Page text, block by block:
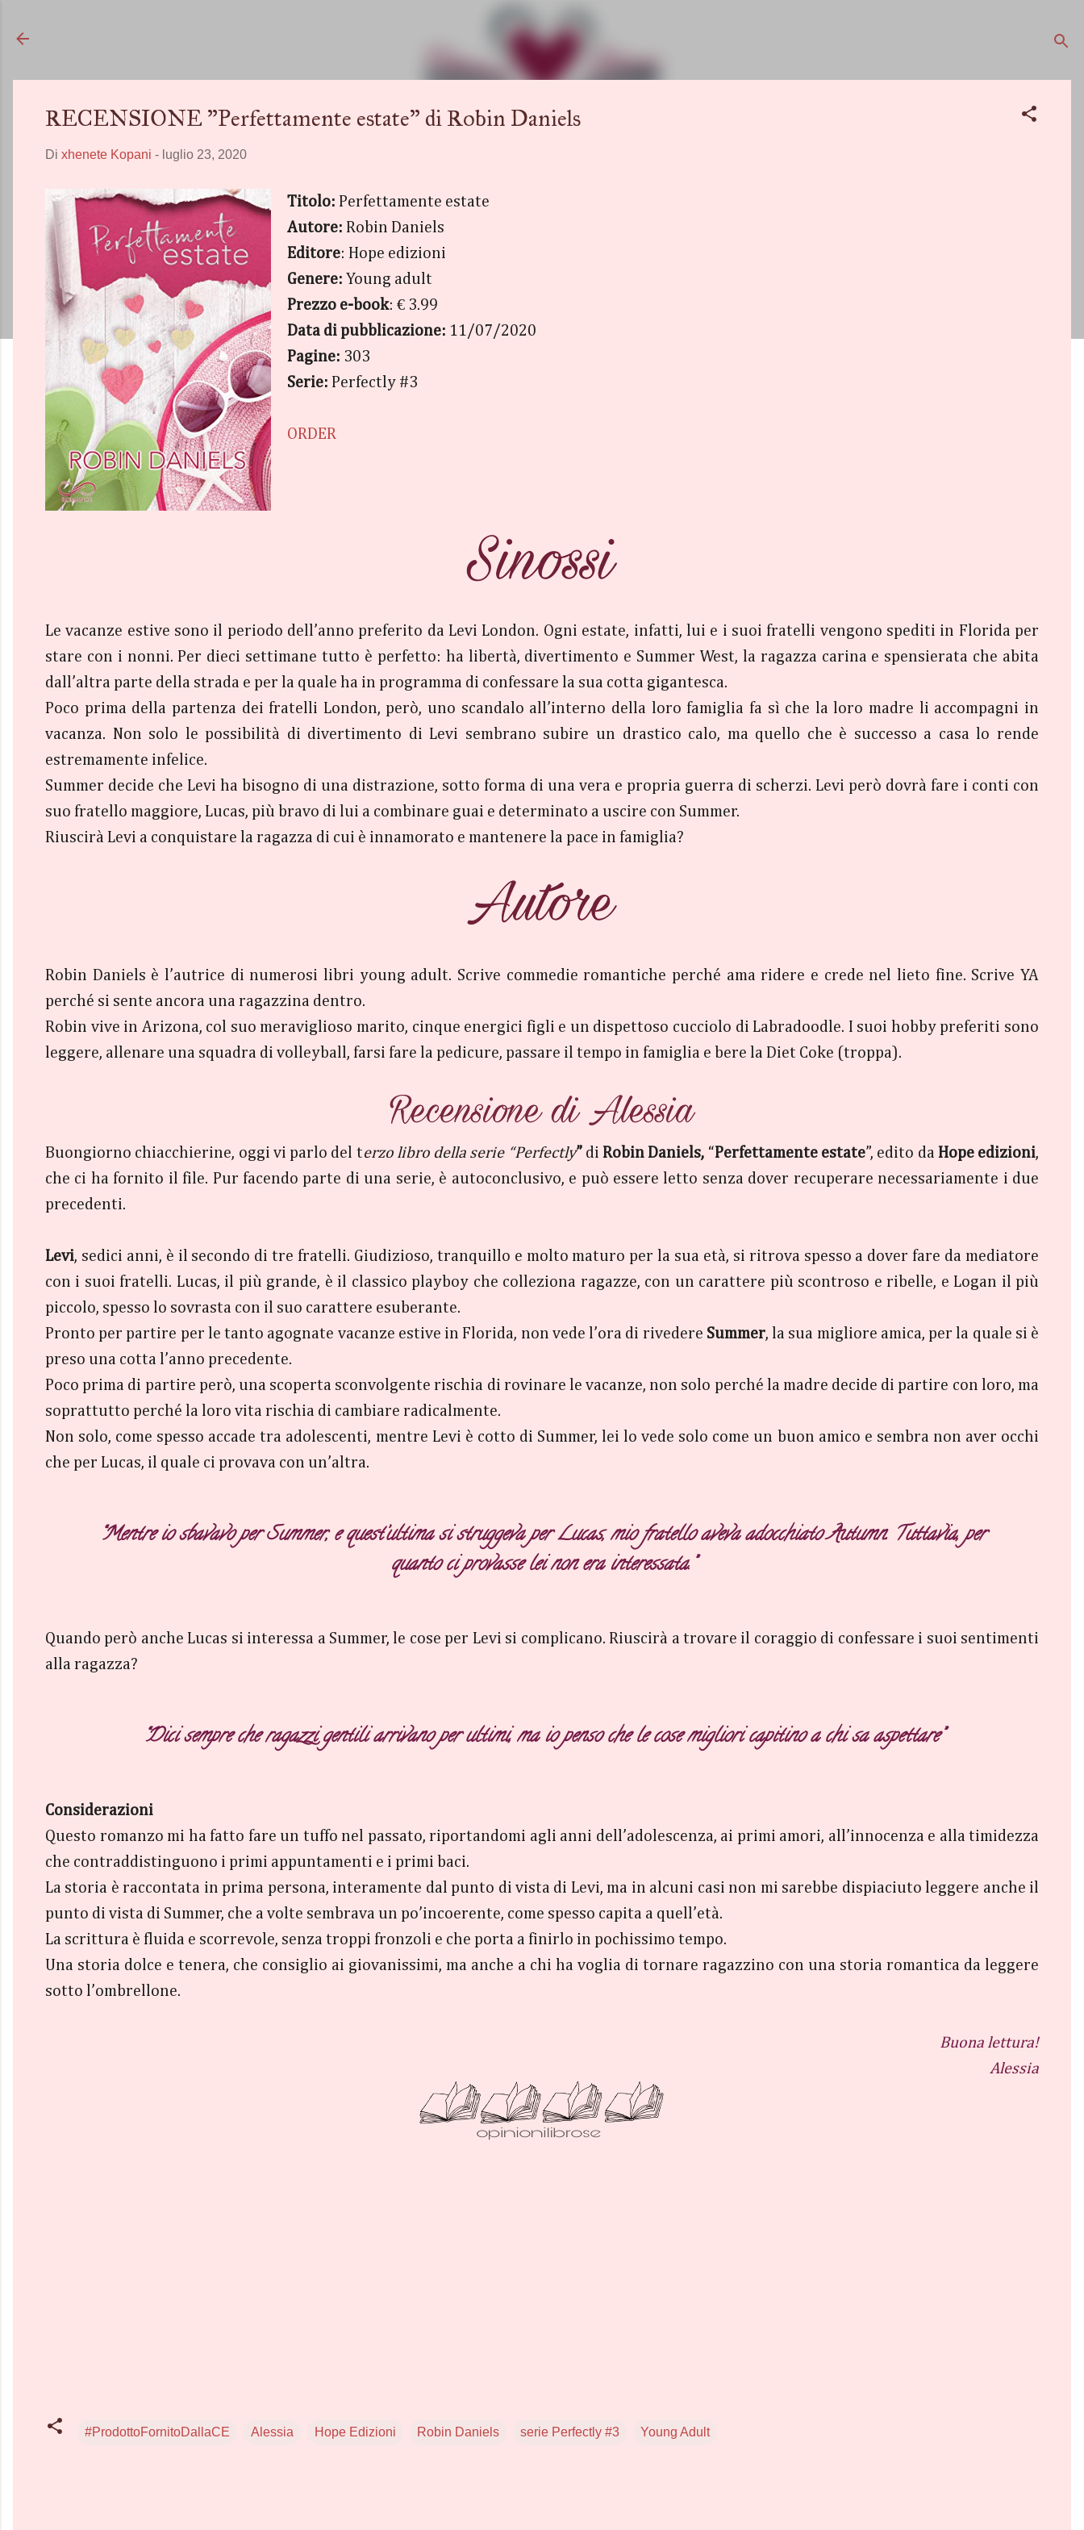
RECENSIONE "Perfettamente estate" di Robin Daniels
Di xhenete Kopani - luglio 23, 2020
Titolo: Perfettamente estate
Autore: Robin Daniels
Editore: Hope edizioni
Genere: Young adult
Prezzo e-book: € 3.99
Data di pubblicazione: 11/07/2020
Pagine: 303
Serie: Perfectly #3
ORDER
Le vacanze estive sono il periodo dell’anno preferito da Levi London. Ogni estate, infatti, lui e i suoi fratelli vengono spediti in Florida per
stare con i nonni. Per dieci settimane tutto è perfetto: ha libertà, divertimento e Summer West, la ragazza carina e spensierata che abita
dall’altra parte della strada e per la quale ha in programma di confessare la sua cotta gigantesca.
Poco prima della partenza dei fratelli London, però, uno scandalo all’interno della loro famiglia fa sì che la loro madre li accompagni in
vacanza. Non solo le possibilità di divertimento di Levi sembrano subire un drastico calo, ma quello che è successo a casa lo rende
estremamente infelice.
Summer decide che Levi ha bisogno di una distrazione, sotto forma di una vera e propria guerra di scherzi. Levi però dovrà fare i conti con
suo fratello maggiore, Lucas, più bravo di lui a combinare guai e determinato a uscire con Summer.
Riuscirà Levi a conquistare la ragazza di cui è innamorato e mantenere la pace in famiglia?
Robin Daniels è l’autrice di numerosi libri young adult. Scrive commedie romantiche perché ama ridere e crede nel lieto fine. Scrive YA
perché si sente ancora una ragazzina dentro.
Robin vive in Arizona, col suo meraviglioso marito, cinque energici figli e un dispettoso cucciolo di Labradoodle. I suoi hobby preferiti sono
leggere, allenare una squadra di volleyball, farsi fare la pedicure, passare il tempo in famiglia e bere la Diet Coke (troppa).
Buongiorno chiacchierine, oggi vi parlo del terzo libro della serie “Perfectly”di Robin Daniels, “Perfettamente estate”, edito da Hope edizioni,
che ci ha fornito il file. Pur facendo parte di una serie, è autoconclusivo, e può essere letto senza dover recuperare necessariamente i due
precedenti.
Levi, sedici anni, è il secondo di tre fratelli. Giudizioso, tranquillo e molto maturo per la sua età, si ritrova spesso a dover fare da mediatore
con i suoi fratelli. Lucas, il più grande, è il classico playboy che colleziona ragazze, con un carattere più scontroso e ribelle, e Logan il più
piccolo, spesso lo sovrasta con il suo carattere esuberante.
Pronto per partire per le tanto agognate vacanze estive in Florida, non vede l’ora di rivedere Summer, la sua migliore amica, per la quale si è
preso una cotta l’anno precedente.
Poco prima di partire però, una scoperta sconvolgente rischia di rovinare le vacanze, non solo perché la madre decide di partire con loro, ma
soprattutto perché la loro vita rischia di cambiare radicalmente.
Non solo, come spesso accade tra adolescenti, mentre Levi è cotto di Summer, lei lo vede solo come un buon amico e sembra non aver occhi
che per Lucas, il quale ci provava con un’altra.
“Mentre io sbavavo per Summer, e quest’ultima si struggeva per Lucas, mio fratello aveva adocchiato Autumn. Tuttavia, per
quanto ci provasse lei non era interessata.”
Quando però anche Lucas si interessa a Summer, le cose per Levi si complicano. Riuscirà a trovare il coraggio di confessare i suoi sentimenti
alla ragazza?
“Dici sempre che ragazzi gentili arrivano per ultimi, ma io penso che le cose migliori capitino a chi sa aspettare”
Considerazioni
Questo romanzo mi ha fatto fare un tuffo nel passato, riportandomi agli anni dell’adolescenza, ai primi amori, all’innocenza e alla timidezza
che contraddistinguono i primi appuntamenti e i primi baci.
La storia è raccontata in prima persona, interamente dal punto di vista di Levi, ma in alcuni casi non mi sarebbe dispiaciuto leggere anche il
punto di vista di Summer, che a volte sembrava un po’incoerente, come spesso capita a quell’età.
La scrittura è fluida e scorrevole, senza troppi fronzoli e che porta a finirlo in pochissimo tempo.
Una storia dolce e tenera, che consiglio ai giovanissimi, ma anche a chi ha voglia di tornare ragazzino con una storia romantica da leggere
sotto l’ombrellone.
Buona lettura!
Alessia
#ProdottoFornitoDallaCE Alessia Hope Edizioni Robin Daniels serie Perfectly #3 Young Adult